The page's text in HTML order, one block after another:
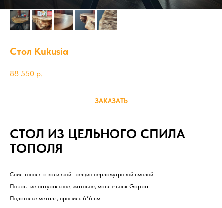
Стол Kukusia
88 550 р.
ЗАКАЗАТЬ
СТОЛ ИЗ ЦЕЛЬНОГО СПИЛА
ТОПОЛЯ
Спил тополя с заливкой трещин перламутровой смолой.
Покрытие натуральное, матовое, масло-воск Gappa.
Подстолье металл, профиль 6*6 см.